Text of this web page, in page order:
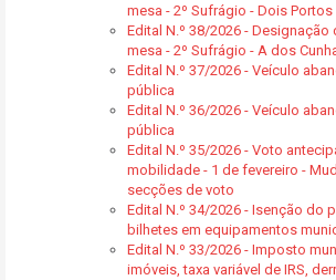
mesa - 2º Sufrágio - Dois Portos
Edital N.º 38/2026 -
mesa - 2º Sufrágio - A dos
Edital N.º 37/2026 - Veículo
pública
Edital N.º 36/2026 - Veículo
pública
Edital N.º 35/2026 - Voto
mobilidade - 1 de fevereiro -
secções de voto
Edital N.º 34/2026 - Isenção do
bilhetes em equipamentos
Edital N.º 33/2026 - Imposto
imóveis, taxa variável de IRS,